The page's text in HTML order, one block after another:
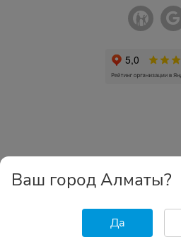
Ваш город Алматы?
Да